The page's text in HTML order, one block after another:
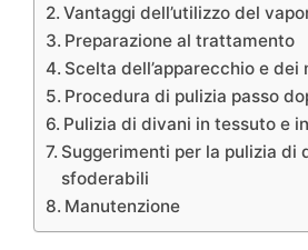
Vantaggi dell’utilizzo del
Preparazione al trattamento
Scelta dell’apparecchio e dei
Procedura di pulizia passo
Pulizia di divani in tessuto e
Suggerimenti per la pulizia di
sfoderabili
Manutenzione